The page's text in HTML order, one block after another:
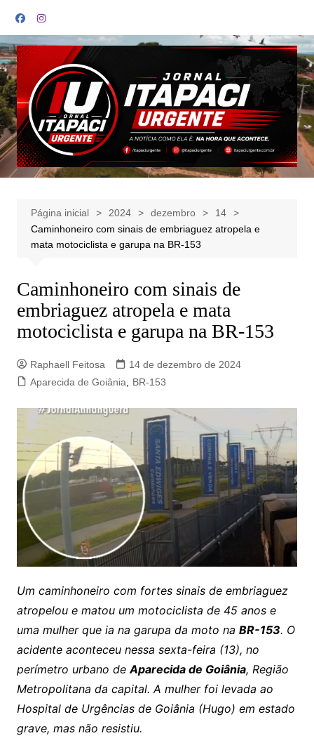
para
o
conteúdo
Página inicial 2024 dezembro
14
Caminhoneiro com sinais de embriaguez atropela e
mata motociclista e garupa na BR-153
Caminhoneiro com sinais de
embriaguez atropela e mata
motociclista e garupa na BR-153
Raphaell Feitosa
14 de dezembro de 2024
Aparecida de Goiânia, BR-153
Um caminhoneiro com fortes sinais de embriaguez
atropelou e matou um motociclista de 45 anos e
uma mulher que ia na garupa da moto na BR-153. O
acidente aconteceu nessa sexta-feira (13), no
perímetro urbano de Aparecida de Goiânia, Região
Metropolitana da capital. A mulher foi levada ao
Hospital de Urgências de Goiânia (Hugo) em estado
grave, mas não resistiu.